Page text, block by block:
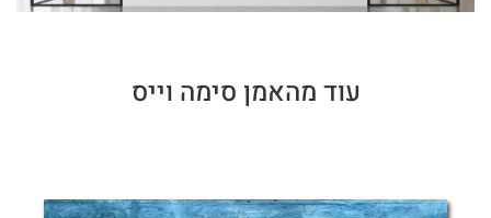
עוד מהאמן סימה וייס